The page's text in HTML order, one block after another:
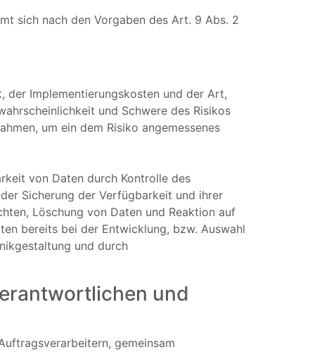
sich nach den Vorgaben des Art. 9 Abs. 2
der Implementierungskosten und der Art,
und Schwere des Risikos
um ein dem Risiko angemessenes
von Daten durch Kontrolle des
Sicherung der Verfügbarkeit und ihrer
Löschung von Daten und Reaktion auf
bereits bei der Entwicklung, bzw. Auswahl
und durch
und
gemeinsam